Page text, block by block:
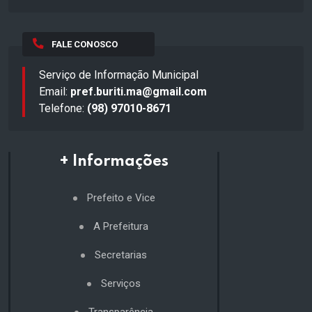
FALE CONOSCO
Serviço de Informação Municipal
Email: pref.buriti.ma@gmail.com
Telefone: (98) 97010-8671
+ Informações
Prefeito e Vice
A Prefeitura
Secretarias
Serviços